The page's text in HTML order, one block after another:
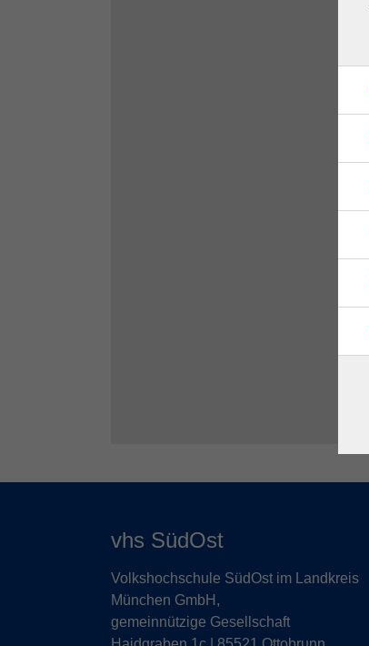
vhs SüdOst
Volkshochschule SüdOst im Landkreis
München GmbH,
gemeinnützige Gesellschaft